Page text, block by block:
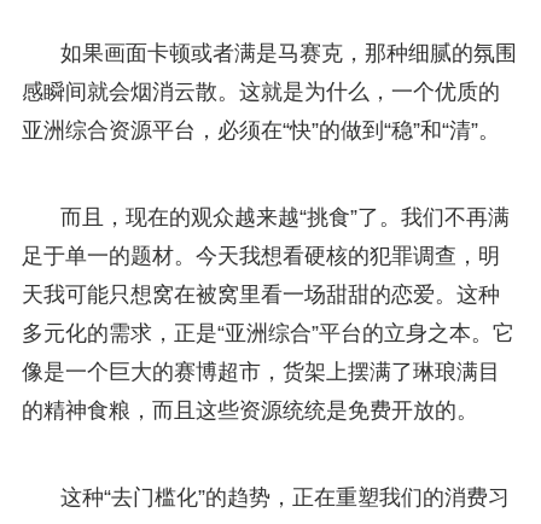
如果画面卡顿或者满是马赛克，那种细腻的氛围
感瞬间就会烟消云散。这就是为什么，一个优质的
亚洲综合资源平台，必须在“快”的做到“稳”和“清”。
而且，现在的观众越来越“挑食”了。我们不再满
足于单一的题材。今天我想看硬核的犯罪调查，明
天我可能只想窝在被窝里看一场甜甜的恋爱。这种
多元化的需求，正是“亚洲综合”平台的立身之本。它
像是一个巨大的赛博超市，货架上摆满了琳琅满目
的精神食粮，而且这些资源统统是免费开放的。
这种“去门槛化”的趋势，正在重塑我们的消费习